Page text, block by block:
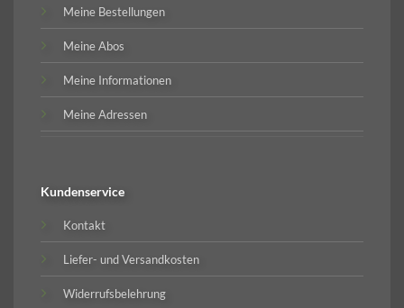
Meine Bestellungen
Meine Abos
Meine Informationen
Meine Adressen
Kundenservice
Kontakt
Liefer- und Versandkosten
Widerrufsbelehrung